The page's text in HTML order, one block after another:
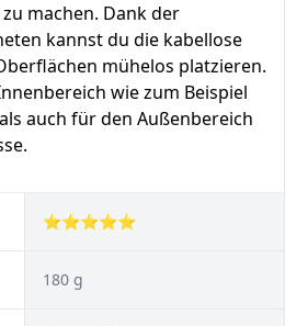
machen. Dank der
kannst du die kabellose
mühelos platzieren.
wie zum Beispiel
auch für den Außenbereich
⭐⭐⭐⭐⭐
180 g